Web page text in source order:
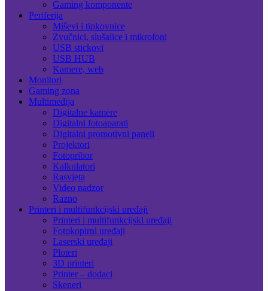
Gaming komponente
Periferija
Miševi i tipkovnice
Zvučnici, slušalice i mikrofoni
USB stickovi
USB HUB
Kamere, web
Monitori
Gaming zona
Multimedija
Digitalne kamere
Digitalni fotoaparati
Digitalni promotivni paneli
Projektori
Fotopribor
Kalkulatori
Rasvjeta
Video nadzor
Razno
Printeri i multifunkcijski uređaji
Printeri i multifunkcijski uređaji
Fotokopirni uređaji
Laserski uređaji
Ploteri
3D printeri
Printer – dodaci
Skeneri